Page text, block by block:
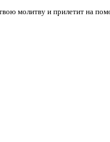
молитву и прилетит на